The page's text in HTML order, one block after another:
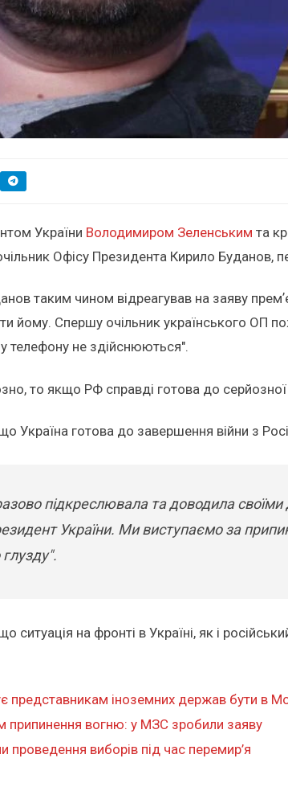
України Володимиром Зеленським та
Офісу Президента Кирило Буданов,
таким чином відреагував на заяву
йому. Спершу очільник українського ОП
телефону не здійснюються".
то якщо РФ справді готова до
Україна готова до завершення війни з
підкреслювала та доводила
України. Ми виступаємо за
ситуація на фронті в Україні, як і
представникам іноземних держав бути в
припинення вогню: у МЗС зробили заяву
проведення виборів під час перемир’я